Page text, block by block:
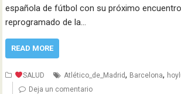
española de fútbol con su próximo
reprogramado de la…
READ MORE
SALUD Atlético_de_Madrid, Barcelona,
Deja un comentario